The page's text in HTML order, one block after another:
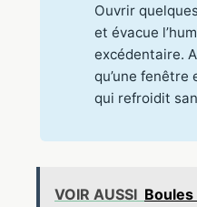
Ouvrir
et évacue
excédentaire.
qu’une
qui refroidit
VOIR AUSSI